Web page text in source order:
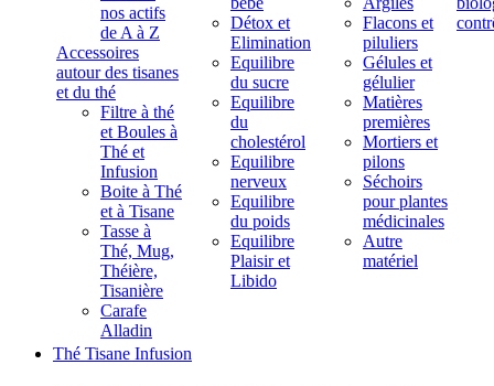
nos actifs
de A à Z
Accessoires
autour des tisanes
et du thé
Filtre à thé
et Boules à
Thé et
Infusion
Boite à Thé
et à Tisane
Tasse à
Thé, Mug,
Théière,
Tisanière
Carafe
Alladin
Détox et
Elimination
Equilibre
du sucre
Equilibre
du
cholestérol
Equilibre
nerveux
Equilibre
du poids
Equilibre
Plaisir et
Libido
Flacons et
piluliers
Gélules et
gélulier
Matières
premières
Mortiers et
pilons
Séchoirs
pour plantes
médicinales
Autre
matériel
Thé Tisane Infusion